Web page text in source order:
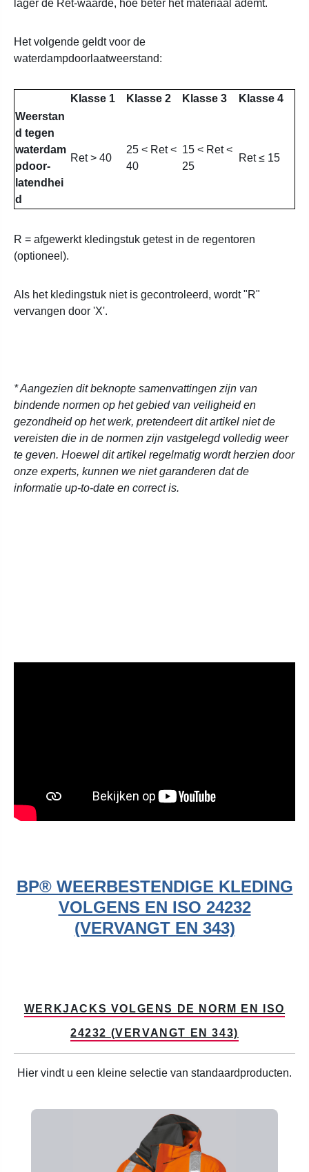
lager de Ret-waarde, hoe beter het materiaal ademt.
Het volgende geldt voor de
waterdampdoorlaatweerstand:
Klasse 1 Klasse 2 Klasse 3
Klasse 4
Weerstan
d tegen
waterdam
pdoor-
latendhei
d
Ret > 40
25 < Ret <
40
15 < Ret <
25
Ret ≤ 15
R = afgewerkt kledingstuk getest in de regentoren
(optioneel).
Als het kledingstuk niet is gecontroleerd, wordt "R"
vervangen door 'X'.
* Aangezien dit beknopte samenvattingen zijn van
bindende normen op het gebied van veiligheid en
gezondheid op het werk, pretendeert dit artikel niet de
vereisten die in de normen zijn vastgelegd volledig weer
te geven. Hoewel dit artikel regelmatig wordt herzien door
onze experts, kunnen we niet garanderen dat de
informatie up-to-date en correct is.
BP® WEERBESTENDIGE KLEDING
VOLGENS EN ISO 24232
(VERVANGT EN 343)
WERKJACKS VOLGENS DE NORM EN ISO
24232 (VERVANGT EN 343)
Hier vindt u een kleine selectie van standaardproducten.
Productgalerij overslaan